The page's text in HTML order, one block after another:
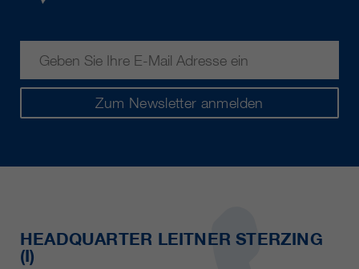
Zum Newsletter anmelden
HEADQUARTER LEITNER STERZING
(I)